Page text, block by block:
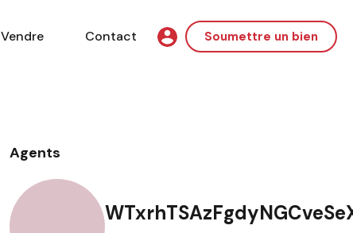
Vendre Contact Soumettre un bien
Agents